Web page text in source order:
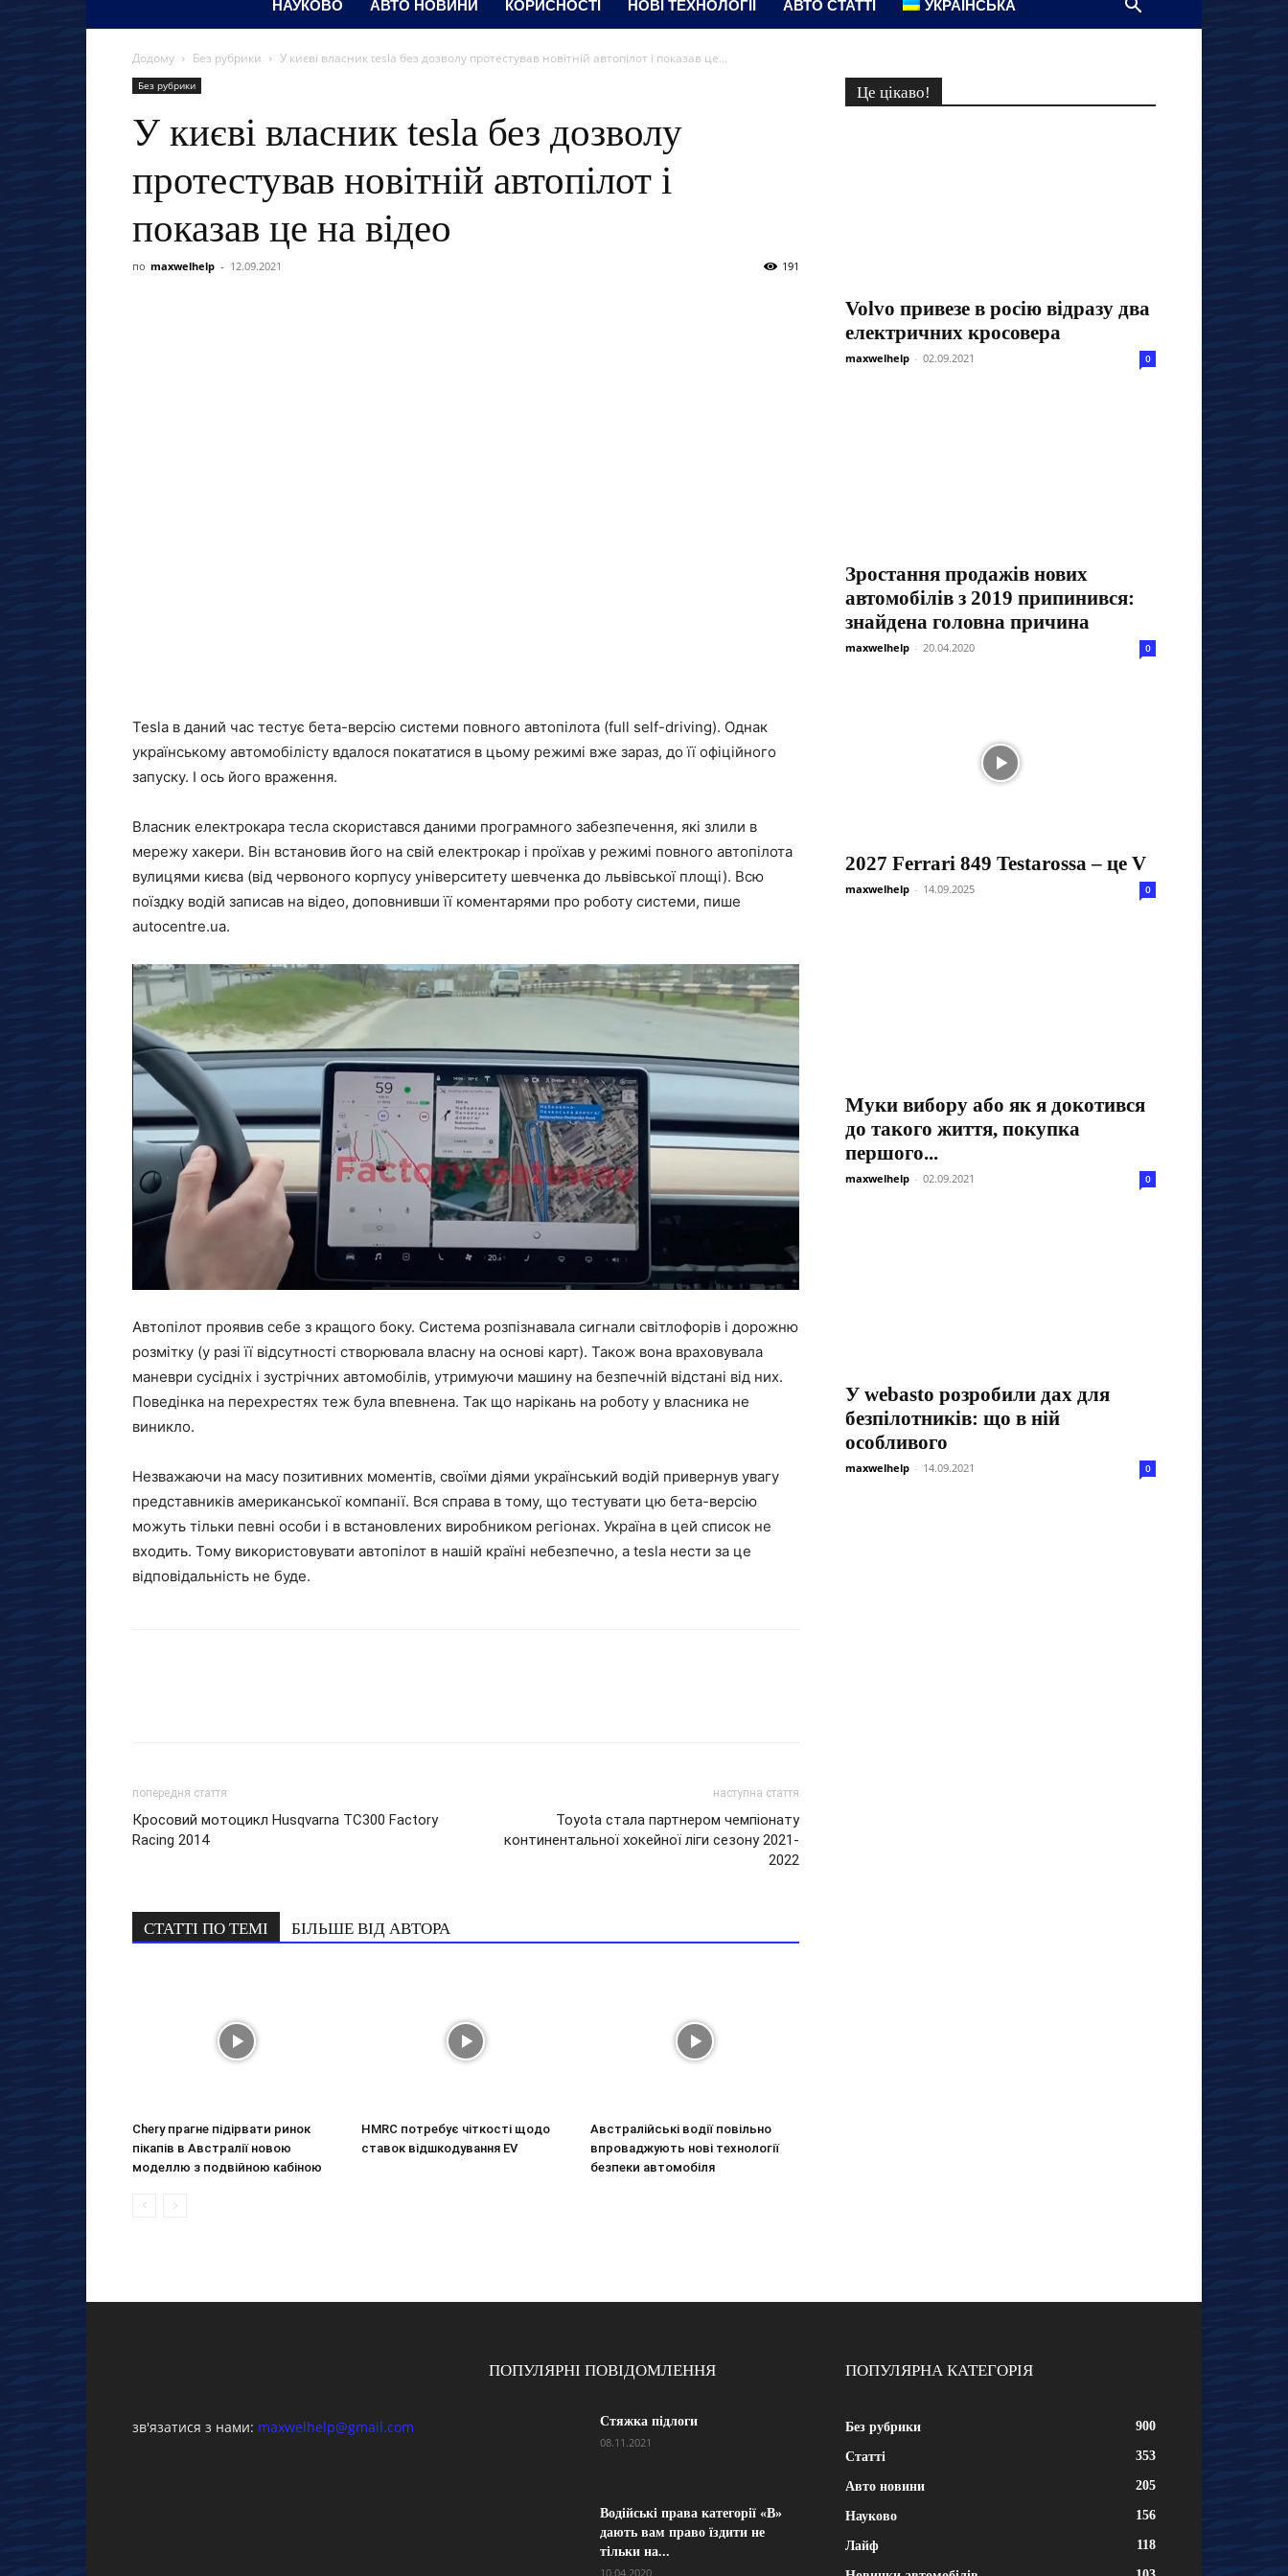
НАУКОВО АВТО НОВИНИ КОРИСНОСТІ НОВІ ТЕХНОЛОГІЇ АВТО СТАТТІ УКРАЇНСЬКА
Додому Без рубрики У києві власник tesla без дозволу протестував новітній автопілот і показав це...
Без рубрики
У києві власник tesla без дозволу
протестував новітній автопілот і
показав це на відео
по maxwelhelp - 12.09.2021 191
Tesla в даний час тестує бета-версію системи повного автопілота (full self-driving). Однак
українському автомобілісту вдалося покататися в цьому режимі вже зараз, до її офіційного
запуску. І ось його враження.
Власник електрокара тесла скористався даними програмного забезпечення, які злили в
мережу хакери. Він встановив його на свій електрокар і проїхав у режимі повного автопілота
вулицями києва (від червоного корпусу університету шевченка до львівської площі). Всю
поїздку водій записав на відео, доповнивши її коментарями про роботу системи, пише
autocentre.ua.
Автопілот проявив себе з кращого боку. Система розпізнавала сигнали світлофорів і дорожню
розмітку (у разі її відсутності створювала власну на основі карт). Також вона враховувала
маневри сусідніх і зустрічних автомобілів, утримуючи машину на безпечній відстані від них.
Поведінка на перехрестях теж була впевнена. Так що нарікань на роботу у власника не
виникло.
Незважаючи на масу позитивних моментів, своїми діями український водій привернув увагу
представників американської компанії. Вся справа в тому, що тестувати цю бета-версію
можуть тільки певні особи і в встановлених виробником регіонах. Україна в цей список не
входить. Тому використовувати автопілот в нашій країні небезпечно, а tesla нести за це
відповідальність не буде.
попередня стаття
Кросовий мотоцикл Husqvarna TC300 Factory
Racing 2014
наступна стаття
Toyota стала партнером чемпіонату
континентальної хокейної ліги сезону 2021-
2022
СТАТТІ ПО ТЕМІ БІЛЬШЕ ВІД АВТОРА
Chery прагне підірвати ринок
пікапів в Австралії новою
моделлю з подвійною кабіною
HMRC потребує чіткості щодо
ставок відшкодування EV
Австралійські водії повільно
впроваджують нові технології
безпеки автомобіля
Це цікаво!
Volvo привезе в росію відразу два
електричних кросовера
maxwelhelp - 02.09.2021 0
Зростання продажів нових
автомобілів з 2019 припинився:
знайдена головна причина
maxwelhelp - 20.04.2020 0
2027 Ferrari 849 Testarossa – це V
maxwelhelp - 14.09.2025 0
Муки вибору або як я докотився
до такого життя, покупка
першого...
maxwelhelp - 02.09.2021 0
У webasto розробили дах для
безпілотників: що в ній
особливого
maxwelhelp - 14.09.2021 0
зв'язатися з нами: maxwelhelp@gmail.com
ПОПУЛЯРНІ ПОВІДОМЛЕННЯ
Стяжка підлоги
08.11.2021
Водійські права категорії «B»
дають вам право їздити не
тільки на...
10.04.2020
ПОПУЛЯРНА КАТЕГОРІЯ
Без рубрики 900
Статті 353
Авто новини 205
Науково 156
Лайф 118